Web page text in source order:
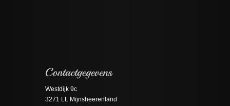
Westdijk 9c
3271 LL Mijnsheerenland